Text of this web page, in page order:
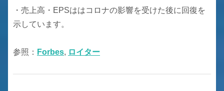
・売上高・EPSははコロナの影響を受けた後に回復を
示しています。
参照： Forbes, ロイター